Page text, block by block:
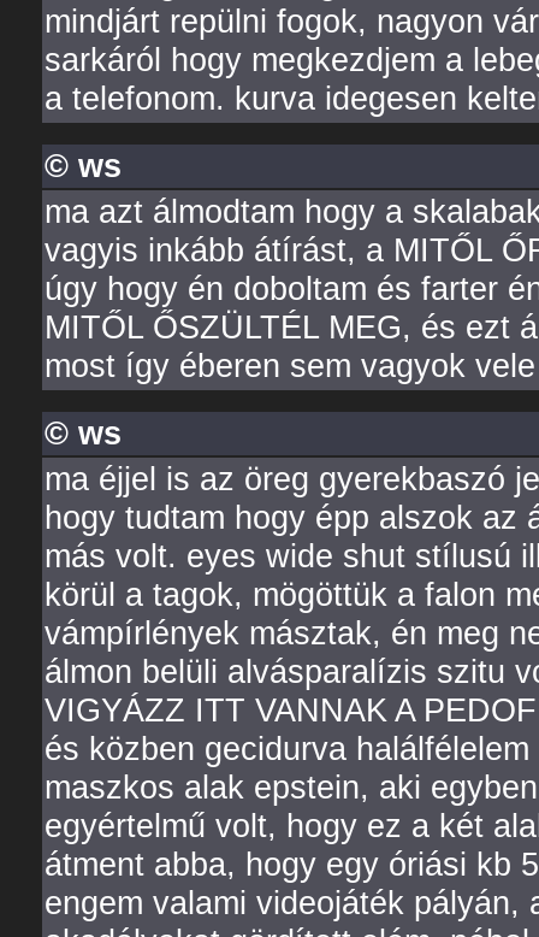
mindjárt repülni fogok, nagyon
sarkáról hogy megkezdjem a
a telefonom. kurva idegesen
© ws
ma azt álmodtam hogy a
vagyis inkább átírást, a MITŐL
úgy hogy én doboltam és farter
MITŐL ŐSZÜLTÉL MEG, és ezt
most így éberen sem vagyok
© ws
ma éjjel is az öreg gyerekbaszó
hogy tudtam hogy épp alszok az
más volt. eyes wide shut stílusú
körül a tagok, mögöttük a falon
vámpírlények másztak, én meg
álmon belüli alvásparalízis szitu
VIGYÁZZ ITT VANNAK A
és közben gecidurva
maszkos alak epstein, aki
egyértelmű volt, hogy ez a két
átment abba, hogy egy óriási kb
engem valami videojáték